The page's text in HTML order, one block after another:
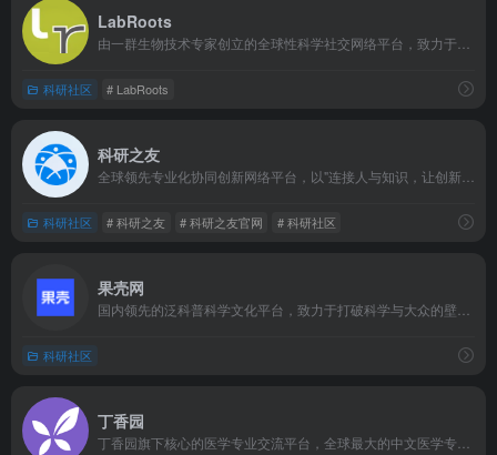
LabRoots
科研社区 # LabRoots
科研之友
科研社区 # 科研之友 # 科研之友官网 # 科研社区
果壳网
科研社区
丁香园